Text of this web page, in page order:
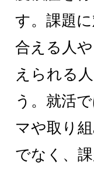
す。課題
合える人
えられる
う。就活
マや取り
でなく、